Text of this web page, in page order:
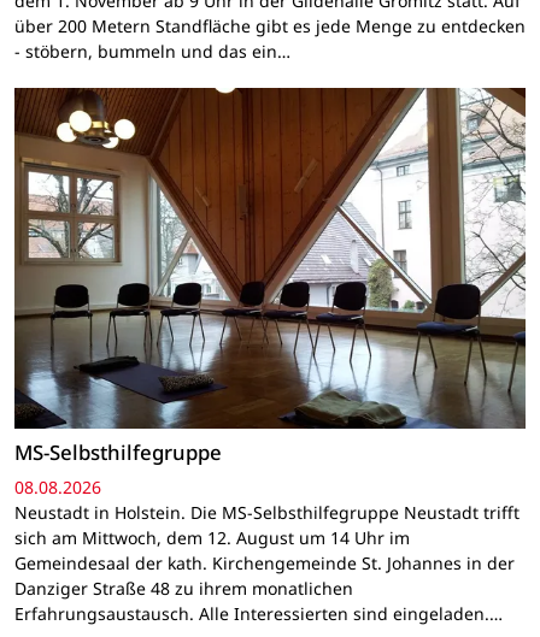
über 200 Metern Standfläche gibt es jede Menge zu entdecken
- stöbern, bummeln und das ein…
MS-Selbsthilfegruppe
08.08.2026
Neustadt in Holstein. Die MS-Selbsthilfegruppe Neustadt trifft
sich am Mittwoch, dem 12. August um 14 Uhr im
Gemeindesaal der kath. Kirchengemeinde St. Johannes in der
Danziger Straße 48 zu ihrem monatlichen
Erfahrungsaustausch. Alle Interessierten sind eingeladen.…